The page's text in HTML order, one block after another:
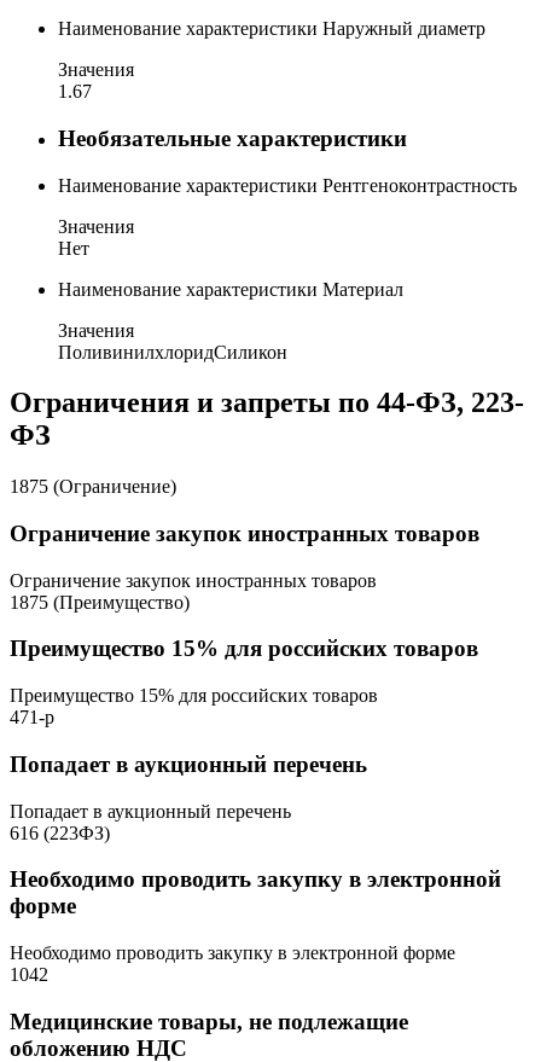
Наименование характеристики Наружный диаметр
Значения
1.67
Необязательные характеристики
Наименование характеристики Рентгеноконтрастность
Значения
Нет
Наименование характеристики Материал
Значения
ПоливинилхлоридСиликон
Ограничения и запреты по 44-ФЗ, 223-
ФЗ
1875 (Ограничение)
Ограничение закупок иностранных товаров
Ограничение закупок иностранных товаров
1875 (Преимущество)
Преимущество 15% для российских товаров
Преимущество 15% для российских товаров
471-р
Попадает в аукционный перечень
Попадает в аукционный перечень
616 (223ФЗ)
Необходимо проводить закупку в электронной
форме
Необходимо проводить закупку в электронной форме
1042
Медицинские товары, не подлежащие
обложению НДС